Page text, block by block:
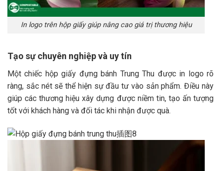
In logo trên hộp giấy giúp nâng cao giá trị thương hiệu
Tạo sự chuyên nghiệp và uy tín
Một chiếc hộp giấy đựng bánh Trung Thu được in logo rõ
ràng, sắc nét sẽ thể hiện sự đầu tư vào sản phẩm. Điều này
giúp các thương hiệu xây dựng được niềm tin, tạo ấn tượng
tốt với khách hàng và đối tác khi nhận được quà.